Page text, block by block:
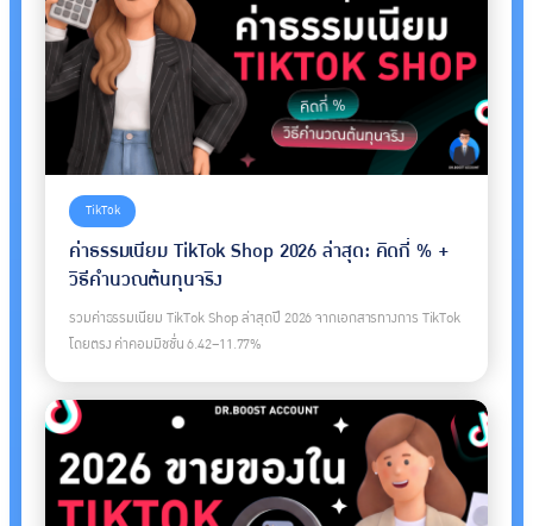
TikTok
ค่าธรรมเนียม TikTok Shop 2026 ล่าสุด: คิดกี่ % +
วิธีคำนวณต้นทุนจริง
รวมค่าธรรมเนียม TikTok Shop ล่าสุดปี 2026 จากเอกสารทางการ TikTok
โดยตรง ค่าคอมมิชชั่น 6.42–11.77%